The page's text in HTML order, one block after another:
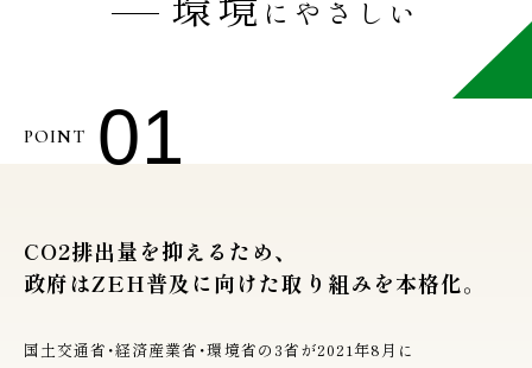
にやさしい
POINT 01
CO2排出量を抑えるため、
政府はZEH普及に向けた取り組みを本格化。
国土交通省・経済産業省・環境省の3省が2021年8月に